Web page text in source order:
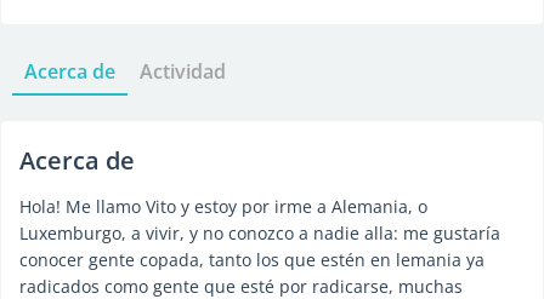
Acerca de Actividad
Acerca de
Hola! Me llamo Vito y estoy por irme a Alemania, o
Luxemburgo, a vivir, y no conozco a nadie alla: me gustaría
conocer gente copada, tanto los que estén en lemania ya
radicados como gente que esté por radicarse, muchas